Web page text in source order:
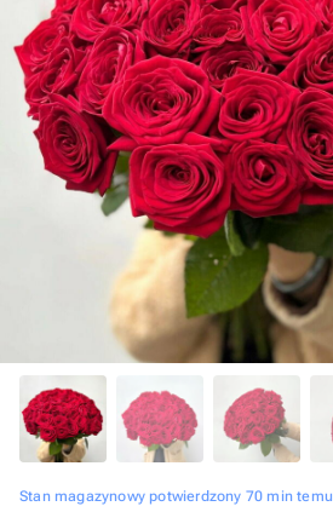
Stan magazynowy potwierdzony 70 min temu